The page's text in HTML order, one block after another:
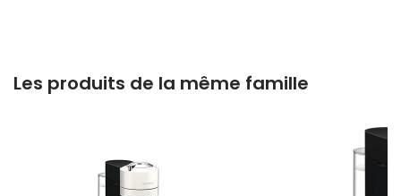
Les produits de la même famille